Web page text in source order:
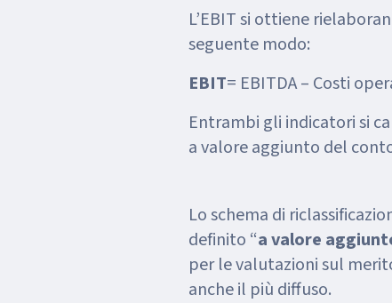
L’EBIT si ottiene
seguente modo:
EBIT= EBITDA – Costi
Entrambi gli indicatori si
a valore aggiunto del
Lo schema di
definito “a valore
per le valutazioni sul
anche il più diffuso.